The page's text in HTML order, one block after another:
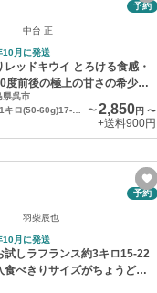
予約
中台 正
10月に発送
レッドキウイ とろける食感・
度前後の極上の甘さの希少品
県呉市
訳あり1キロ(50-60g)17-20個
〜 2,850円〜
+送料900円
予約
羽柴辰也
10月に発送
試しラフランス約3キロ15-22
食べきりサイズがちょうど良